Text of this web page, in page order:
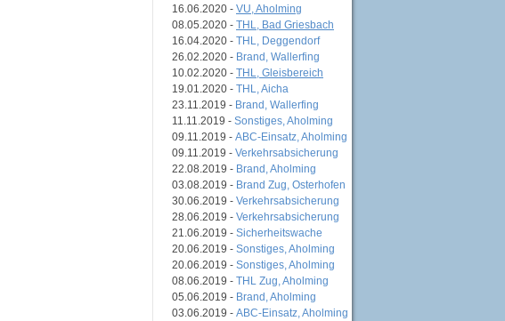
16.06.2020 - VU, Aholming
08.05.2020 - THL, Bad Griesbach
16.04.2020 - THL, Deggendorf
26.02.2020 - Brand, Wallerfing
10.02.2020 - THL, Gleisbereich
19.01.2020 - THL, Aicha
23.11.2019 - Brand, Wallerfing
11.11.2019 - Sonstiges, Aholming
09.11.2019 - ABC-Einsatz, Aholming
09.11.2019 - Verkehrsabsicherung
22.08.2019 - Brand, Aholming
03.08.2019 - Brand Zug, Osterhofen
30.06.2019 - Verkehrsabsicherung
28.06.2019 - Verkehrsabsicherung
21.06.2019 - Sicherheitswache
20.06.2019 - Sonstiges, Aholming
20.06.2019 - Sonstiges, Aholming
08.06.2019 - THL Zug, Aholming
05.06.2019 - Brand, Aholming
03.06.2019 - ABC-Einsatz, Aholming